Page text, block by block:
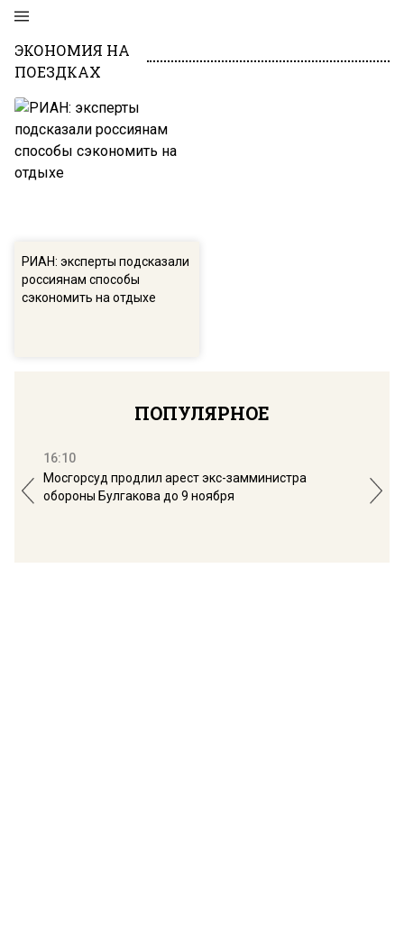
ЭКОНОМИЯ НА
ПОЕЗДКАХ
РИАН: эксперты подсказали
россиянам способы
сэкономить на отдыхе
ПОПУЛЯРНОЕ
16:10
Мосгорсуд продлил арест экс-замминистра
обороны Булгакова до 9 ноября